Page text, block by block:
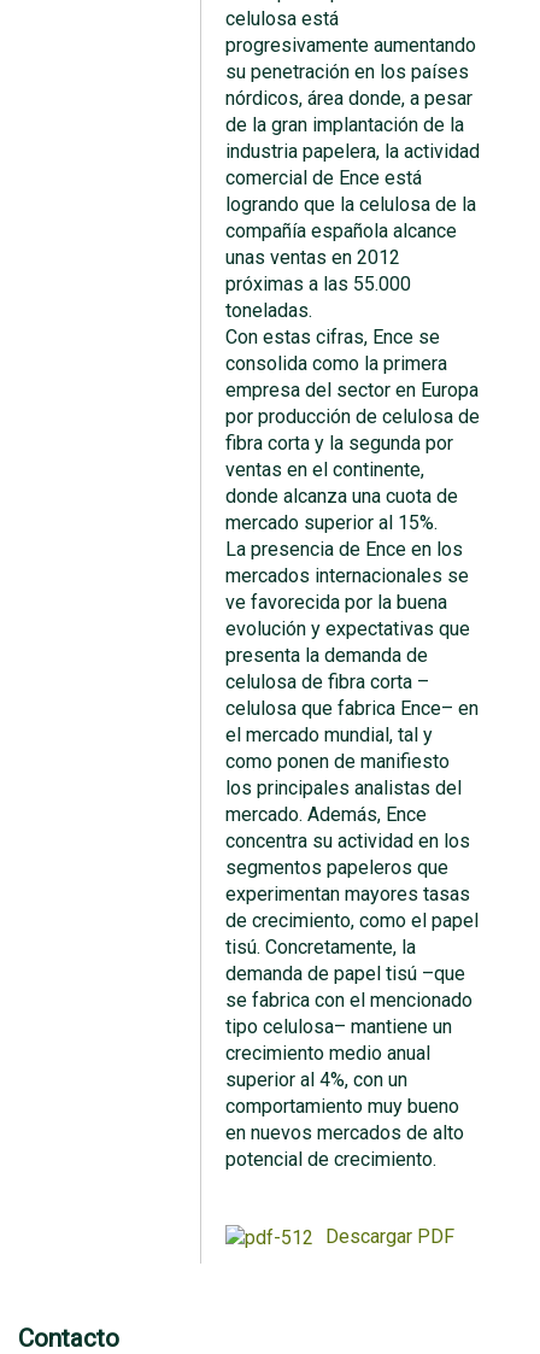
celulosa está
progresivamente aumentando
su penetración en los países
nórdicos, área donde, a pesar
de la gran implantación de la
industria papelera, la actividad
comercial de Ence está
logrando que la celulosa de la
compañía española alcance
unas ventas en 2012
próximas a las 55.000
toneladas.
Con estas cifras, Ence se
consolida como la primera
empresa del sector en Europa
por producción de celulosa de
fibra corta y la segunda por
ventas en el continente,
donde alcanza una cuota de
mercado superior al 15%.
La presencia de Ence en los
mercados internacionales se
ve favorecida por la buena
evolución y expectativas que
presenta la demanda de
celulosa de fibra corta –
celulosa que fabrica Ence– en
el mercado mundial, tal y
como ponen de manifiesto
los principales analistas del
mercado. Además, Ence
concentra su actividad en los
segmentos papeleros que
experimentan mayores tasas
de crecimiento, como el papel
tisú. Concretamente, la
demanda de papel tisú –que
se fabrica con el mencionado
tipo celulosa– mantiene un
crecimiento medio anual
superior al 4%, con un
comportamiento muy bueno
en nuevos mercados de alto
potencial de crecimiento.
Descargar PDF
Contacto